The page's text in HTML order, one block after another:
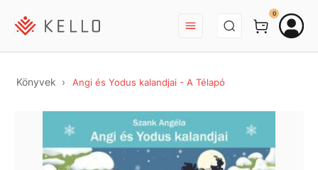
BEJELENTKEZÉS
0
Könyvek Angi és Yodus kalandjai - A Télapó